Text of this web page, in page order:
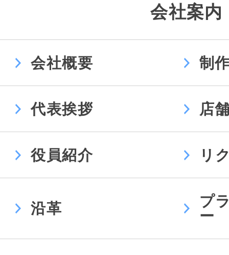
会社案内
会社概要 制
代表挨拶 店
役員紹介 リ
沿革
プ
ー